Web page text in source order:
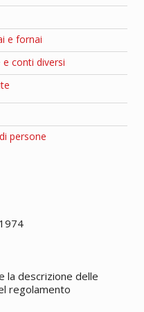
e fornai
e conti diversi
persone
la descrizione delle
regolamento